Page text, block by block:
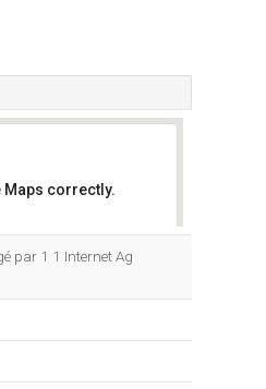
Maps correctly.
par 1 1 Internet Ag